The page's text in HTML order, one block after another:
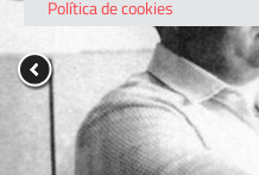
Política de cookies